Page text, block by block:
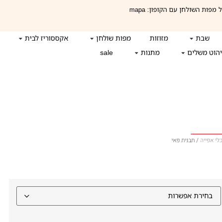
שבת מזוזות מפות שולחן
אקססוריז לבית
משלים
מתנות sale
אפייה / תבנית פאי